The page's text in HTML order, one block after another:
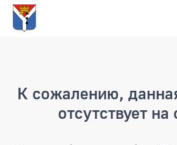
К сожалению,
отсутствует на